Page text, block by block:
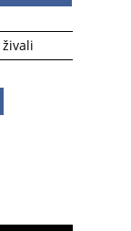
živali